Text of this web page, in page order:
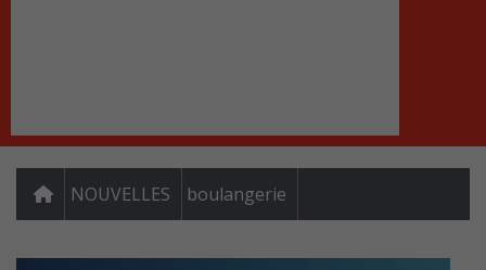
NOUVELLES boulangerie